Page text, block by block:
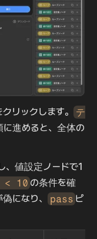
リックします。
テ
に進めると、全体の
、値設定ノードで1
< 10 の条件を確
になり、 pass ピ